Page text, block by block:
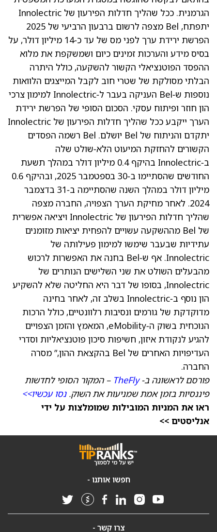
הגרמנית. ככל שהליך חדלות הפירעון של Innolectric
יתפתח, Bel מצפה לרשום ברבעון הרביעי של 2025
הפרשת ירידת ערך לפני מס של עד כ‑14 מיליון דולר, על
בסיס מידע והערכות זמינים כיום ושמשקפת את מלוא
ההפסד הפוטנציאלי הקשור להשקעה, כולל היתרה
הבלתי מסולקת של שטרי חוב לקבל המייצגים הלוואות
נוספות ש‑Bel העניקה בעבר ל‑Innolectric למימון צרכי
הון חוזר ופיתוח עסקי. הסכום הסופי של הפרשת ירידת
הערך ייקבע ככל שהליך חדלות הפירעון של Innolectric
יתקדם והניתוח של Bel יושלם. Bel רשמה הפסדים
הקשורים להחזקת המיעוט הלא‑שולט שלה
ב‑Innolectric בהיקף 0.4 מיליון דולר במהלך תשעת
החודשים שהסתיימו ב‑30 בספטמבר 2025, ובהיקף 0.6
מיליון דולר במהלך השנה שהסתיימה ב‑31 בדצמבר
2024. לאחר מחיקת הערך הצפויה, החברה מצפה
שהליך חדלות הפירעון של Innolectric ויציאה אפשרית
של Bel מההשקעה עשויים להפחית יציאות מזומנים
עתידיות שבעבר שימשו למימון פעילותה של
Innolectric. אף ש‑Bel בחנה את האפשרות לרכוש
מהבעלים השולט את שני השלישים הנותרים של
Innolectric, בסופו של דבר היא החליטה שלא להשקיע
הון נוסף ב‑Innolectric בשלב זה, לאחר בחינה
מדוקדקת של גורמים ונסיבות רלוונטיים, כולל הרכות
הנוכחית בשוק ה‑eMobility, המאמץ והזמן הצפויים
להגיע לנקודת איזון, חשיפות סיכון פוטנציאליות וסדרי
העדיפויות האחרים של Bel בהקצאת ההון,” מסרה
החברה.
פורסם לראשונה ב-TheFly – המקור הסופי לחדשות
פיננסיות בזמן אמת שמניעות את השוק.נסו עכשיו>>
ראו את המניות המובילות שמומלצות על ידי
אנליסטים >>
חפשו אותנו -
צרו קשר -